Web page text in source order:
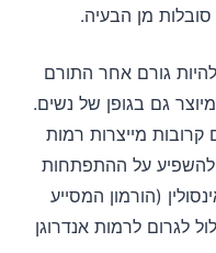
להיות גורם אחר התורם
גם בגופן של נשים.
קרובות מייצרות רמות
להשפיע על ההתפתחות
(הורמון המסייע
לגרום לרמות אנדרוגן